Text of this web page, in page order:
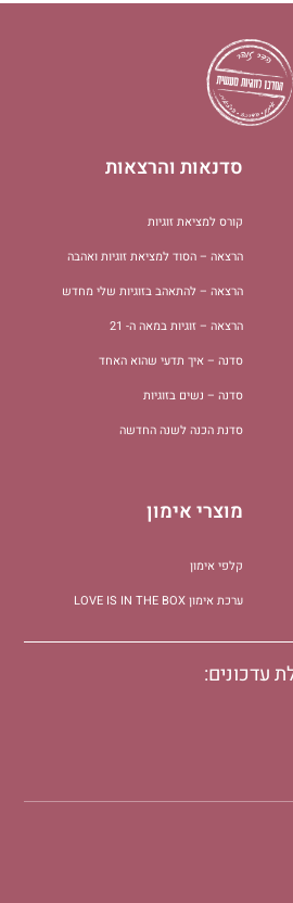
סדנאות והרצאות
קורס למציאת זוגיות
הרצאה – הסוד למציאת זוגיות ואהבה
הרצאה – להתאהב בזוגיות שלי מחדש
הרצאה – זוגיות במאה ה- 21
סדנה – איך תדעי שהוא האחד
סדנה – נשים בזוגיות
סדנת הכנה לשנה החדשה
מוצרי אימון
קלפי אימון
ערכת אימון LOVE IS IN THE BOX
עדכונים: